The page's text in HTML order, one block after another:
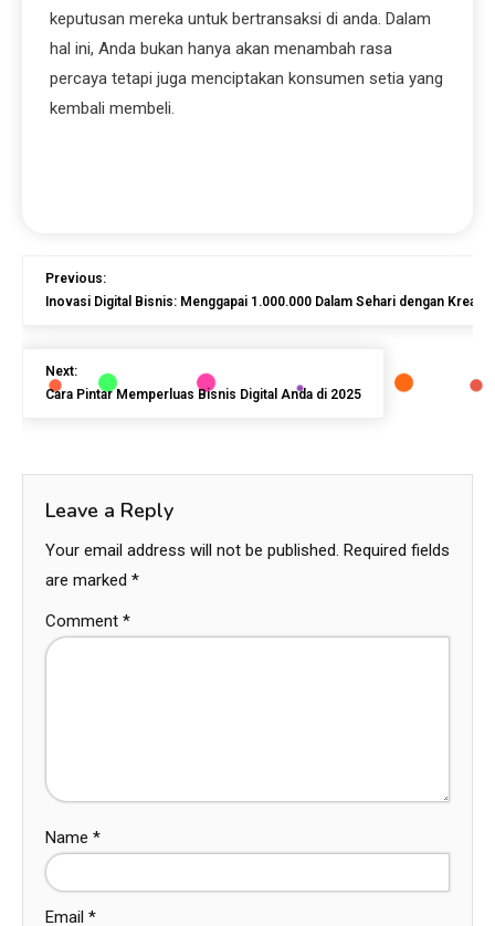
keputusan mereka untuk bertransaksi di anda. Dalam
hal ini, Anda bukan hanya akan menambah rasa
percaya tetapi juga menciptakan konsumen setia yang
kembali membeli.
Previous:
Inovasi Digital Bisnis: Menggapai 1.000.000 Dalam Sehari dengan
Next:
Cara Pintar Memperluas Bisnis Digital Anda di 2025
Leave a Reply
Your email address will not be published. Required fields
are marked *
Comment *
Name *
Email *